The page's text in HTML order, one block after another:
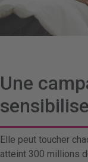
Une
Elle peut toucher
atteint 300 millions